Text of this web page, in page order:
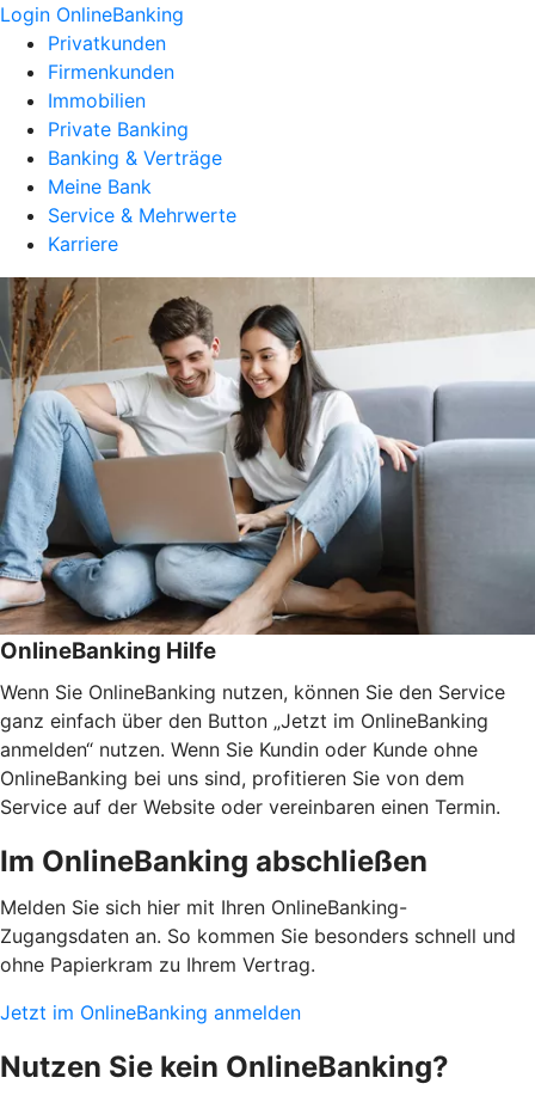
Login OnlineBanking
Privatkunden
Firmenkunden
Immobilien
Private Banking
Banking & Verträge
Meine Bank
Service & Mehrwerte
Karriere
OnlineBanking Hilfe
Wenn Sie OnlineBanking nutzen, können Sie den Service
ganz einfach über den Button „Jetzt im OnlineBanking
anmelden“ nutzen. Wenn Sie Kundin oder Kunde ohne
OnlineBanking bei uns sind, profitieren Sie von dem
Service auf der Website oder vereinbaren einen Termin.
Im OnlineBanking abschließen
Melden Sie sich hier mit Ihren OnlineBanking-
Zugangsdaten an. So kommen Sie besonders schnell und
ohne Papierkram zu Ihrem Vertrag.
Jetzt im OnlineBanking anmelden
Nutzen Sie kein OnlineBanking?